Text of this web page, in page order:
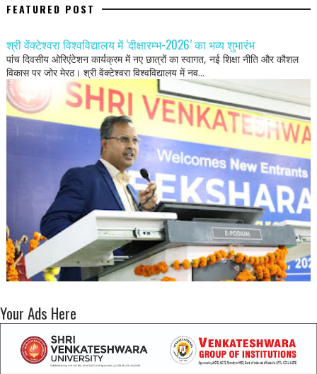
FEATURED POST
श्री वेंक्टेश्वरा विश्वविद्यालय में ‘दीक्षारम्भ-2026’ का भव्य शुभारंभ
पांच दिवसीय ओरिएंटेशन कार्यक्रम में नए छात्रों का स्वागत, नई शिक्षा नीति और कौशल
विकास पर जोर मेरठ। श्री वेंक्टेश्वरा विश्वविद्यालय में नव...
Your Ads Here